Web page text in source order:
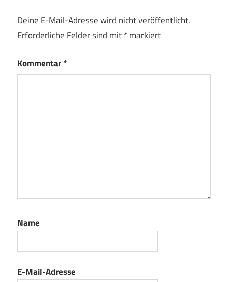
Deine E-Mail-Adresse wird nicht veröffentlicht.
Erforderliche Felder sind mit*markiert
Kommentar*
Name
E-Mail-Adresse